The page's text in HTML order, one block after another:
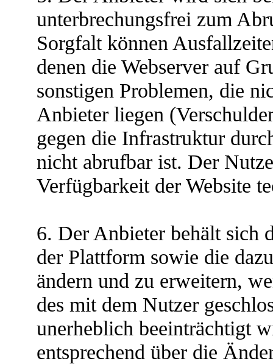
unterbrechungsfrei zum
Sorgfalt können
denen die Webserver auf
sonstigen Problemen, die
Anbieter liegen
gegen die Infrastruktur
nicht abrufbar ist. Der
Verfügbarkeit der Website
6. Der Anbieter behält sich
der Plattform sowie die
ändern und zu erweitern,
des mit dem Nutzer
unerheblich beeinträchtigt
entsprechend über die